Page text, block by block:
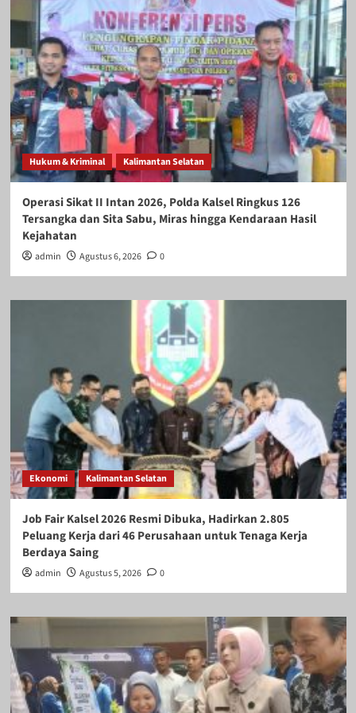
Hukum & Kriminal Kalimantan Selatan
Operasi Sikat II Intan 2026, Polda Kalsel Ringkus 126
Tersangka dan Sita Sabu, Miras hingga Kendaraan Hasil
Kejahatan
admin Agustus 6, 2026 0
Ekonomi Kalimantan Selatan
Job Fair Kalsel 2026 Resmi Dibuka, Hadirkan 2.805
Peluang Kerja dari 46 Perusahaan untuk Tenaga Kerja
Berdaya Saing
admin Agustus 5, 2026 0